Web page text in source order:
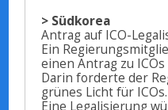
> Südkorea
Antrag auf ICO-
Ein
einen Antrag zu ICOs
Darin forderte der
grünes Licht für ICOs.
Eine Legalisierung